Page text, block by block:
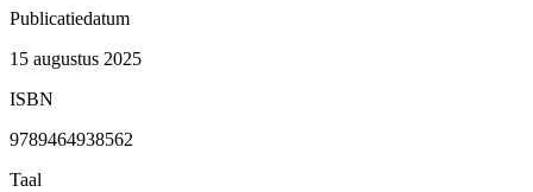
Publicatiedatum
15 augustus 2025
ISBN
9789464938562
Taal